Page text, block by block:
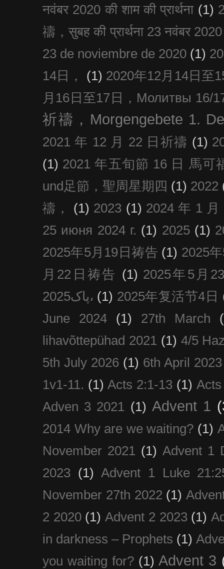
नवंबर 2020 की शाम की प्रार्थना (1)
禱，सुबह की प्रार्थना 23 नवंबर 2020
23 de noviembre de 2020 (1)
14日，
(1) 2020年12月14日至
月16日至17日，Молитвы 16/
祈禱，Morgengebete 1.
2021 年 12 月 22 日祈禱 (1)
(1) 2021 年五旬節 16 日 馬可
und足節，聖周星期四 (1) 2022
禱，
(1) 2023 (1) 2024 年 1
25 июня 2024 г. (1) 2025 (1)
2025年5月19日祷告 (1) 2025
月22日祷告 (1) 2025年5月
پاک2025، (1) 2025年复活节4日
June 2024
(1) 27th March
lihavõttepühad 2021 (1) 4/5
5th July 2026 (1) 6th April 2023
1v1-11. (1) Acts 2:1-13 (1)
Adven 3 2021 (1) Advent 1
2014 Why are we waiting? (1)
November 2021 (1) Advent 1
2023 (1) Advent 1 Luke
November 27th 2022 (1)
2 2020 (1) Advent 2 2023 (1)
in darkness – Prophets (1)
you waiting for? (1) Advent 3